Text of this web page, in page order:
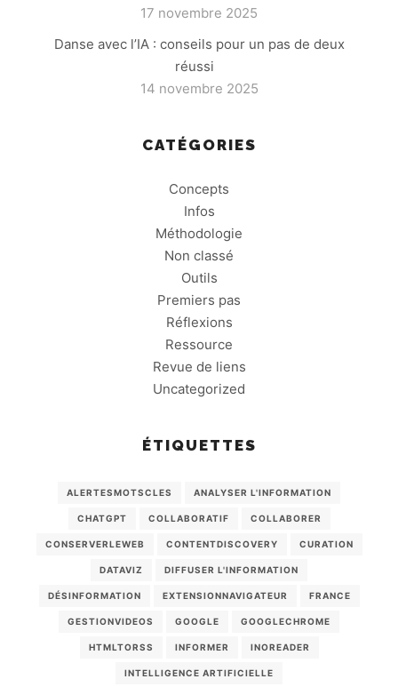
17 novembre 2025
Danse avec l’IA : conseils pour un pas de deux
réussi
14 novembre 2025
CATÉGORIES
Concepts
Infos
Méthodologie
Non classé
Outils
Premiers pas
Réflexions
Ressource
Revue de liens
Uncategorized
ÉTIQUETTES
ALERTESMOTSCLES ANALYSER L'INFORMATION
CHATGPT COLLABORATIF COLLABORER
CONSERVERLEWEB CONTENTDISCOVERY CURATION
DATAVIZ DIFFUSER L'INFORMATION
DÉSINFORMATION EXTENSIONNAVIGATEUR FRANCE
GESTIONVIDEOS GOOGLE GOOGLECHROME
HTMLTORSS INFORMER INOREADER
INTELLIGENCE ARTIFICIELLE